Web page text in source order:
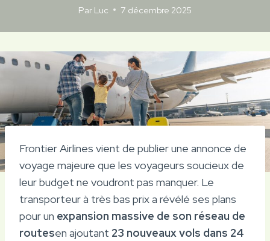
Par Luc 7 décembre 2025
Frontier Airlines vient de publier une annonce de
voyage majeure que les voyageurs soucieux de
leur budget ne voudront pas manquer. Le
transporteur à très bas prix a révélé ses plans
pour un expansion massive de son réseau de
routesen ajoutant 23 nouveaux vols dans 24